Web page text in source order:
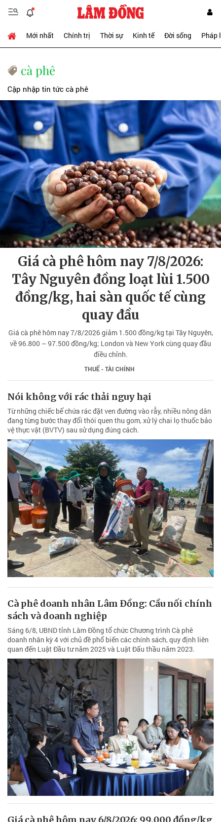
Mới nhất Chính trị Thời sự Kinh tế Đời sống Pháp
cà phê
Cập nhập tin tức cà phê
Giá cà phê hôm nay 7/8/2026:
Tây Nguyên đồng loạt lùi 1.500
đồng/kg, hai sàn quốc tế cùng
quay đầu
Giá cà phê hôm nay 7/8/2026 giảm 1.500 đồng/kg tại Tây Nguyên,
về 96.800 – 97.500 đồng/kg; London và New York cùng quay đầu
điều chỉnh.
THUẾ - TÀI CHÍNH
Nói không với rác thải nguy hại
Từ những chiếc bể chứa rác đặt ven đường vào rẫy, nhiều nông dân
đang từng bước thay đổi thói quen thu gom, xử lý chai lọ thuốc bảo
vệ thực vật (BVTV) sau sử dụng đúng cách.
Cà phê doanh nhân Lâm Đồng: Cầu nối chính
sách và doanh nghiệp
Sáng 6/8, UBND tỉnh Lâm Đồng tổ chức Chương trình Cà phê
doanh nhân kỳ 4 với chủ đề phổ biến các chính sách, quy định liên
quan đến Luật Đầu tư năm 2025 và Luật Đấu thầu năm 2023.